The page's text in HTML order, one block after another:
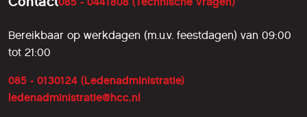
Bereikbaar op werkdagen (m.u.v. feestdagen) van 09:00
tot 21:00
085 - 0130124 (Ledenadministratie)
ledenadministratie@hcc.nl